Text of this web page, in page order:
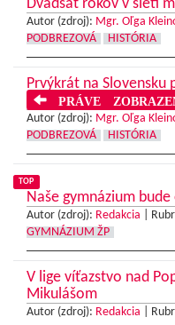
Dvadsať rokov v sieti
Autor (zdroj): Mgr. Oľga
PODBREZOVÁ
HISTÓRIA
Prvýkrát na Slovensku
PRÁVE
Autor (zdroj): Mgr. Oľga
PODBREZOVÁ
HISTÓRIA
TOP
Naše gymnázium
Autor (zdroj): Redakcia
GYMNÁZIUM ŽP
V lige víťazstvo nad
Mikulášom
Autor (zdroj): Redakcia